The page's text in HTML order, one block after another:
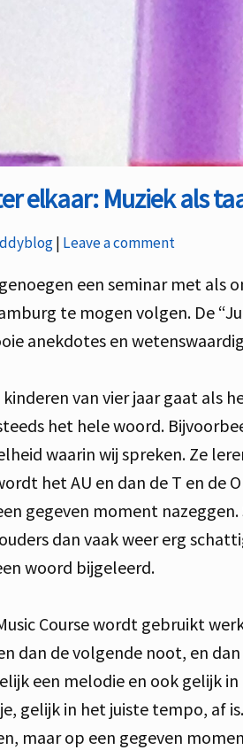
elkaar: Muziek als
Leave a comment
een seminar met als
te mogen volgen. De
anekdotes en
van vier jaar gaat als
het hele woord.
waarin wij spreken. Ze
het AU en dan de T en
gegeven moment
dan vaak weer erg
woord bijgeleerd.
Course wordt gebruikt
de volgende noot, en
een melodie en ook gelijk
gelijk in het juiste tempo, af
maar op een gegeven